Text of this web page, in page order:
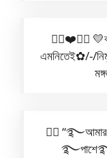
✿⃟❤️✺⃟
এমনিতেই✿/-/
🧚‍♀️